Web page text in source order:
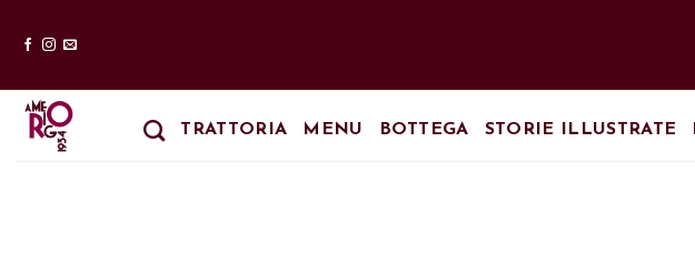
TRATTORIA MENU BOTTEGA STORIE ILLUSTRATE